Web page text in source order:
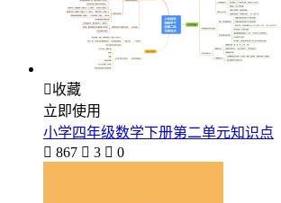
收藏
立即使用
小学四年级数学下册第二单元知识点
 867  3  0